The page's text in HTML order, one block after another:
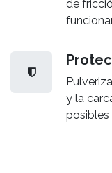
de
y la
posibles